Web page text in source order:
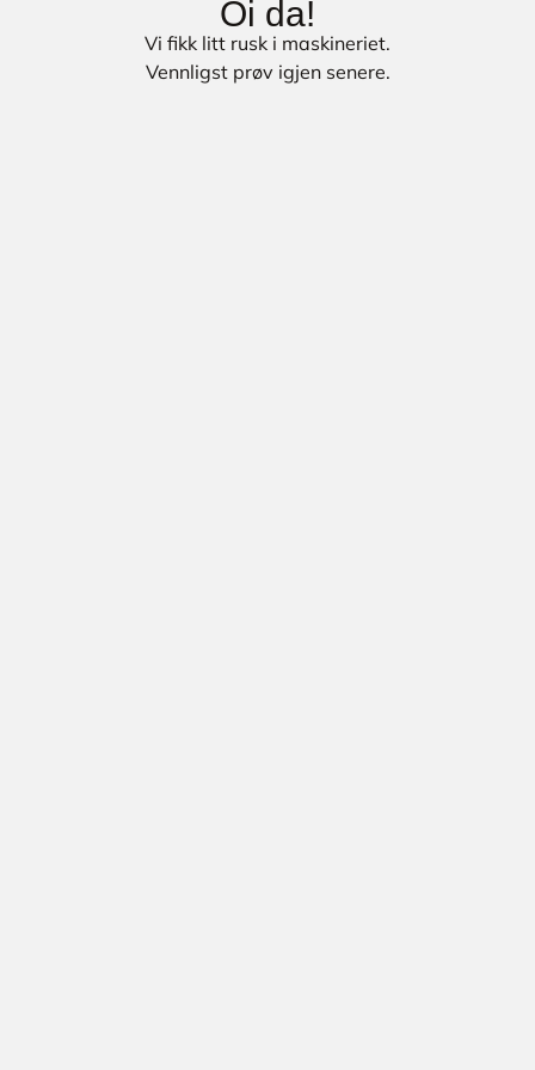
Oi da!
Vi fikk litt rusk i maskineriet.
Vennligst prøv igjen senere.